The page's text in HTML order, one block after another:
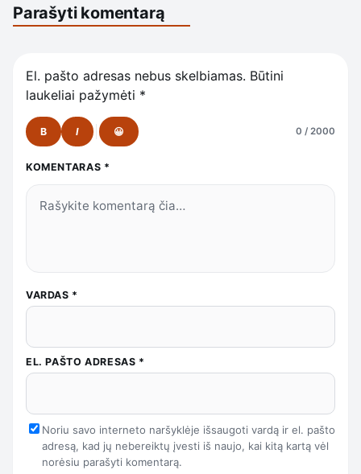
Parašyti komentarą
El. pašto adresas nebus skelbiamas. Būtini
laukeliai pažymėti *
B I 😀 0 / 2000
KOMENTARAS *
VARDAS *
EL. PAŠTO ADRESAS *
Noriu savo interneto naršyklėje išsaugoti vardą ir el. pašto
adresą, kad jų nebereiktų įvesti iš naujo, kai kitą kartą vėl
norėsiu parašyti komentarą.